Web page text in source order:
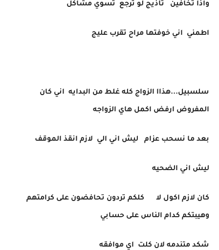
واذا تخافين تأذيج لو ترجع تسوي مشاكل
اطمني اني خوفتها مراح تقرب عليج
سلسبيل...هذاا الزواج كله غلط من البدايه اني كان
المفروض ارفض اكمل هاي الزواجه
بعد ما نسحب عزام ليش اني الي لازم انقذ الموقف
ليش اني الضحيه
كان لازم اكول لا كلكم تردون تحافضون على كرامتهم
وهيبتكم كدام الناس على حسابي
شكد متندمه لان كلت اي موافقه